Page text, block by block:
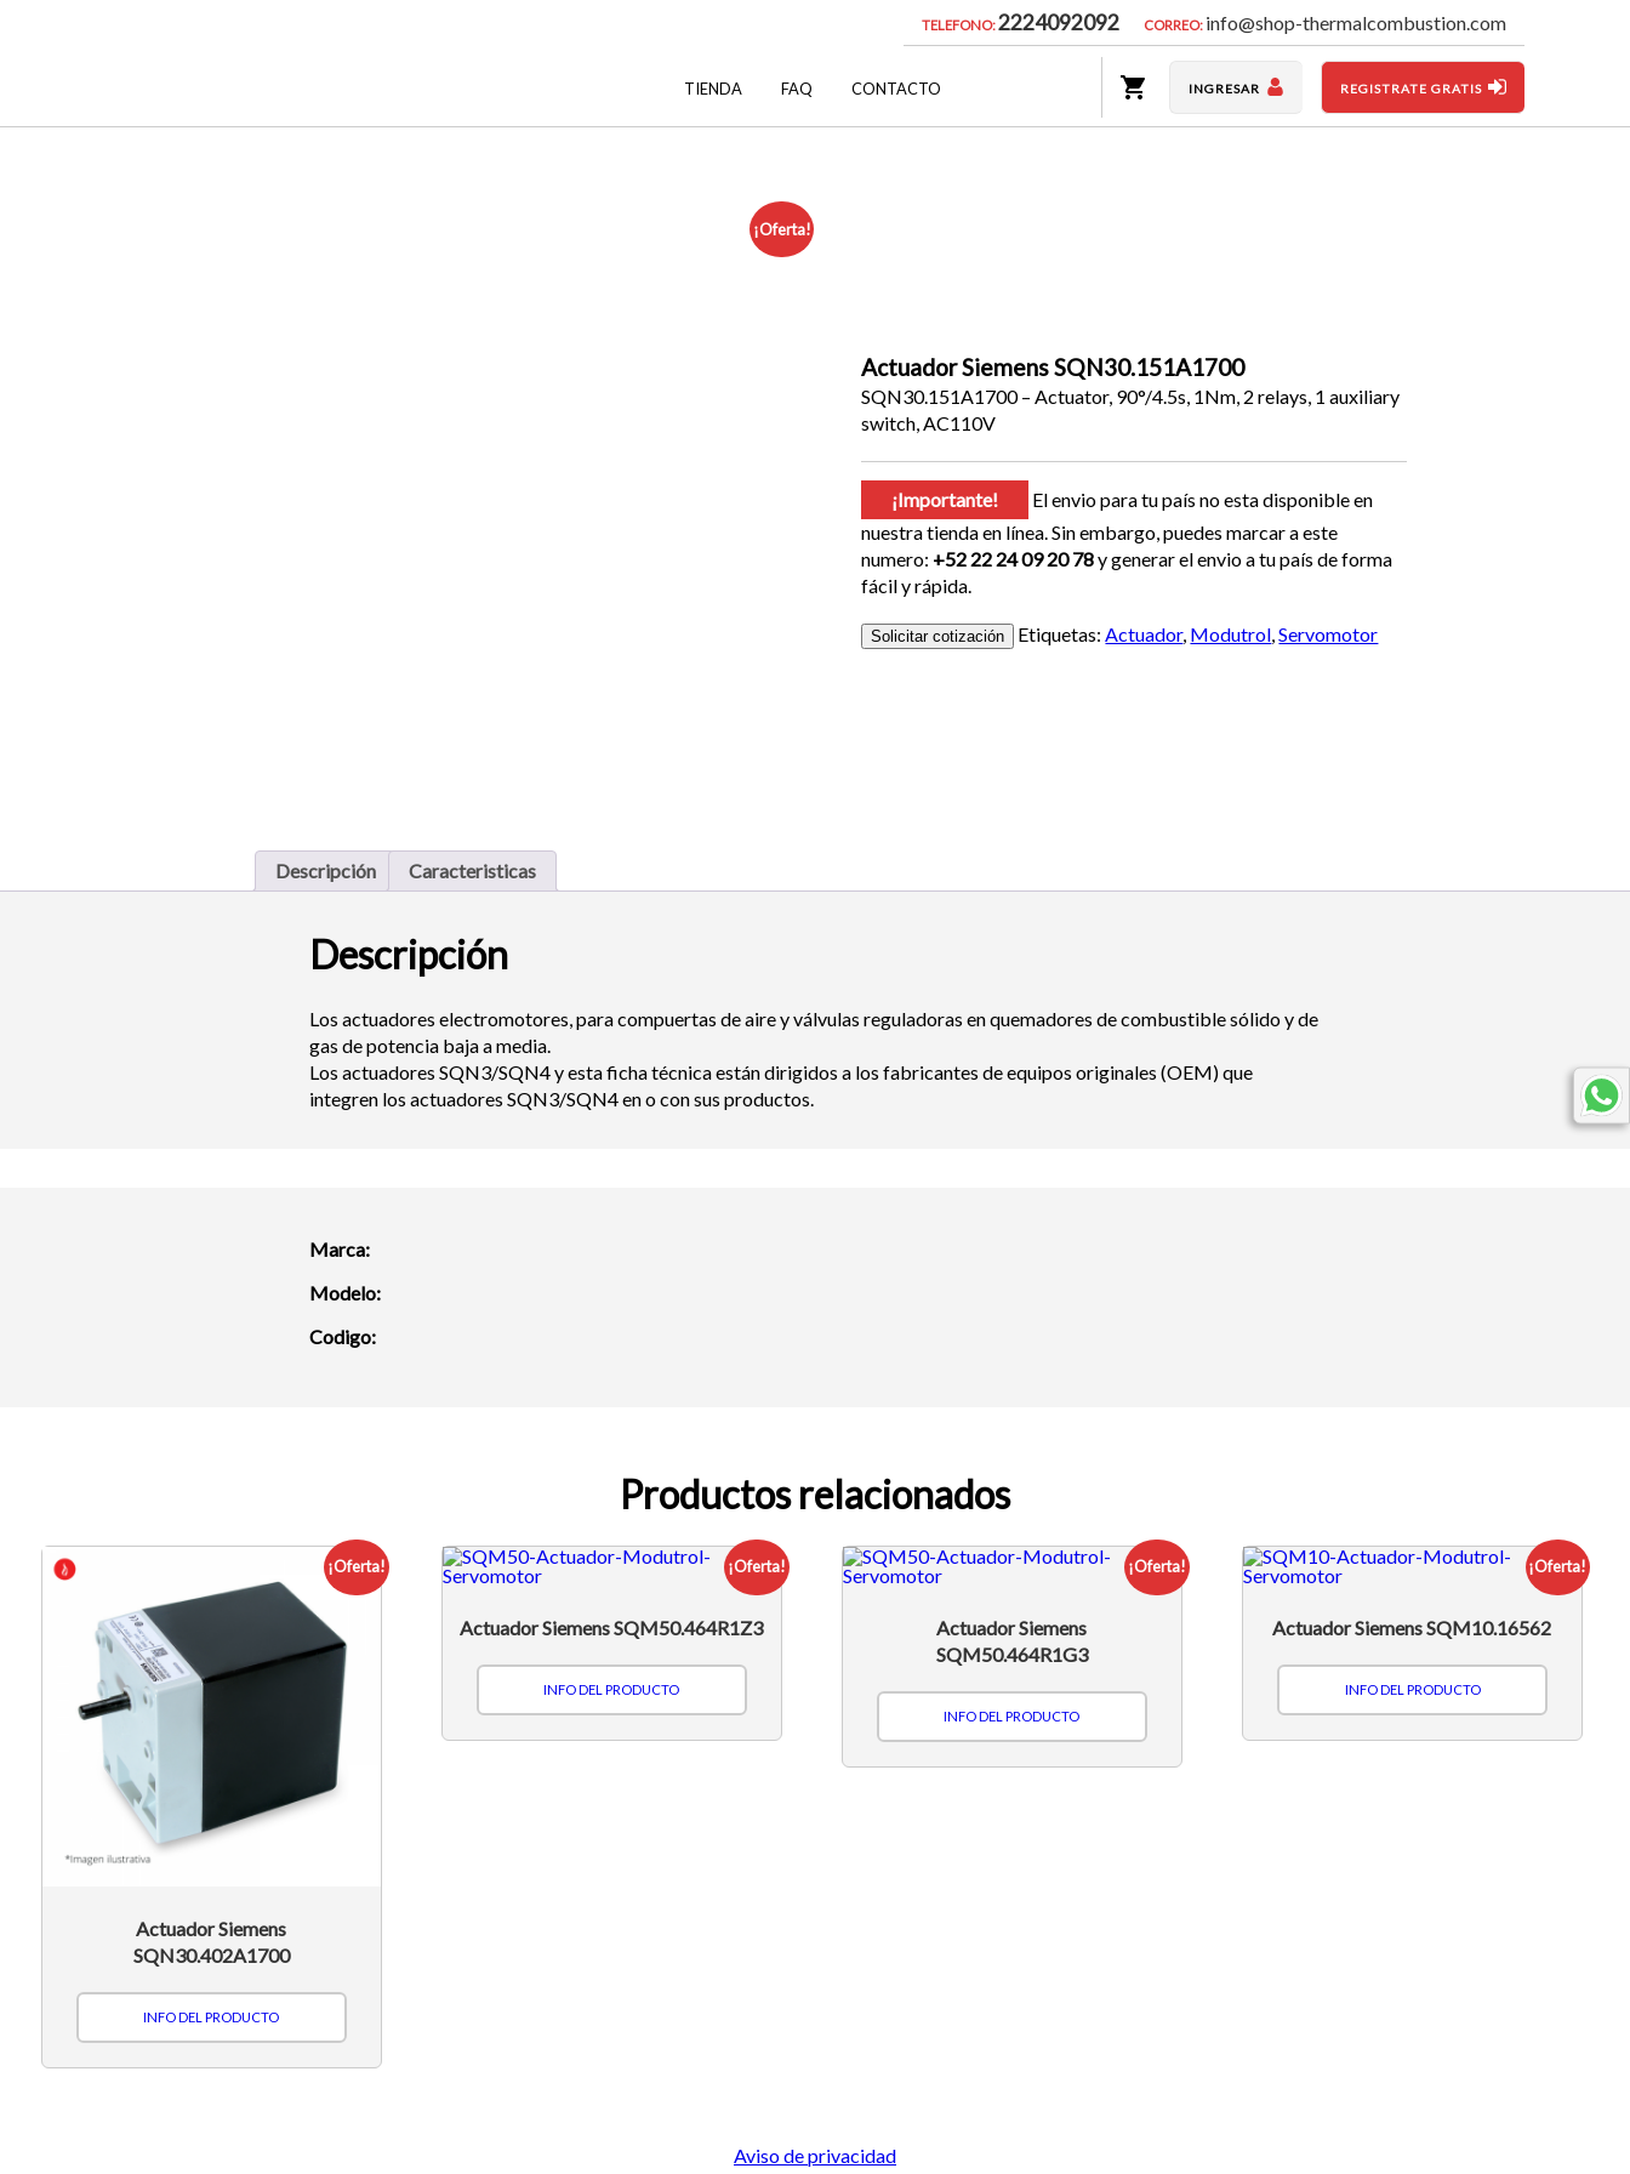
TELEFONO:2224092092 CORREO: info@shop-thermalcombustion.com
INGRESAR REGISTRATE GRATIS
TIENDA FAQ CONTACTO
¡Oferta!
Actuador Siemens SQN30.151A1700
SQN30.151A1700 – Actuator, 90°/4.5s, 1Nm, 2 relays, 1 auxiliary
switch, AC110V
¡Importante!
El envio para tu país no esta disponible en
nuestra tienda en línea. Sin embargo, puedes marcar a este
numero: +52 22 24 09 20 78y generar el envio a tu país de forma
fácil y rápida.
Solicitar cotización Etiquetas: Actuador, Modutrol ,Servomotor
Descripción Caracteristicas
Descripción
Losactuadores electromotores, para compuertas de aire y válvulas reguladoras en quemadores de combustible sólido y de
gas de potencia baja a media.
Los actuadores SQN3/SQN4 y esta ficha técnica están dirigidos a los fabricantes de equipos originales (OEM) que
integren los actuadores SQN3/SQN4 en o con sus productos.
Marca:
Modelo:
Codigo:
Productos relacionados
¡Oferta!
Actuador Siemens
SQN30.402A1700
INFO DEL PRODUCTO
¡Oferta!
Actuador Siemens SQM50.464R1Z3
INFO DEL PRODUCTO
¡Oferta!
Actuador Siemens
SQM50.464R1G3
INFO DEL PRODUCTO
¡Oferta!
Actuador Siemens SQM10.16562
INFO DEL PRODUCTO
Aviso de privacidad